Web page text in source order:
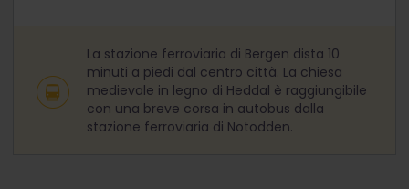
La stazione ferroviaria di Bergen dista 10
minuti a piedi dal centro città. La chiesa
medievale in legno di Heddal è raggiungibile
con una breve corsa in autobus dalla
stazione ferroviaria di Notodden.